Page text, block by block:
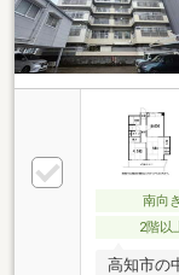
南向き
2階以
高知市の